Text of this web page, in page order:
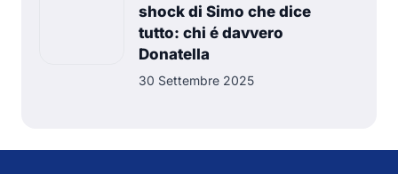
shock di Simo che dice
tutto: chi é davvero
Donatella
30 Settembre 2025